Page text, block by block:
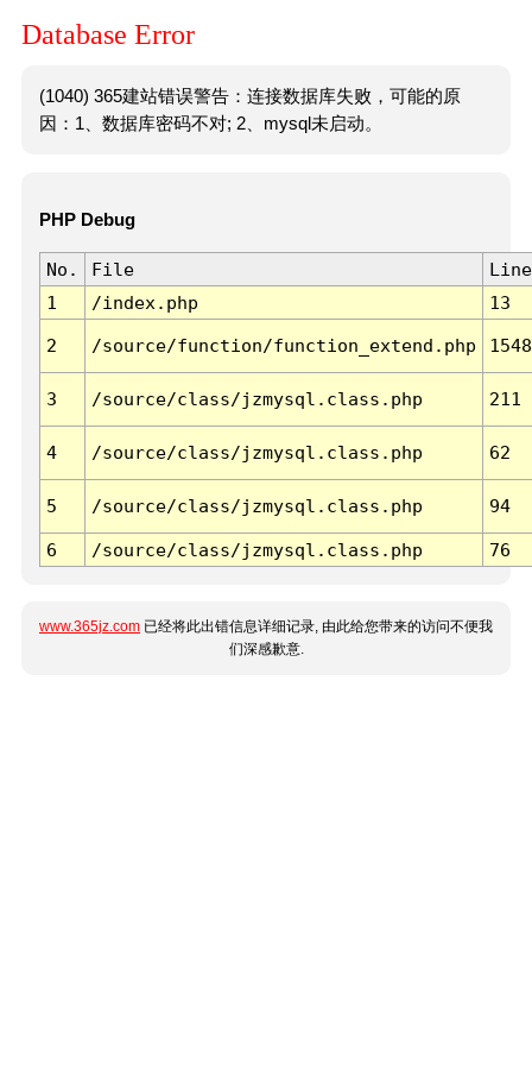
Database Error
(1040) 365建站错误警告：连接数据库失败，可能的原
因：1、数据库密码不对; 2、mysql未启动。
PHP Debug
No. File
Line
1
/index.php 13
2 /source/function/function_extend.php 1548
3 /source/class/jzmysql.class.php 211
4 /source/class/jzmysql.class.php 62
5 /source/class/jzmysql.class.php 94
6 /source/class/jzmysql.class.php 76
www.365jz.com 已经将此出错信息详细记录, 由此给您带来的访问不便我
们深感歉意.